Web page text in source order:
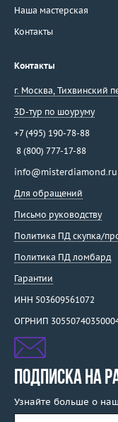
Наша мастерская
Контакты
Контакты
г. Москва, Тихвинский
3D-тур по шоуруму
+7 (495) 190-78-88
8 (800) 777-17-88
info@misterdiamond.ru
Для обращений
Письмо руководству
Политика ПД скупка/
Политика ПД ломбард
Гарантии
ИНН 503609561072
ОГРНИП
ПОДПИСКА НА
Узнайте больше о